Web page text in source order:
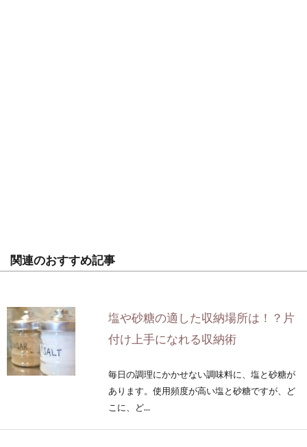
関連のおすすめ記事
塩や砂糖の適した収納場所は！？片
付け上手になれる収納術
毎日の調理にかかせない調味料に、塩と砂糖が
あります。使用頻度が高い塩と砂糖ですが、ど
こに、ど...